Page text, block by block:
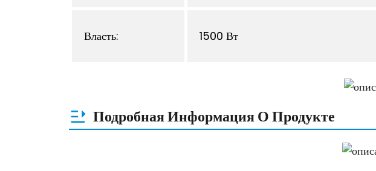
Власть: 1500 Вт
Подробная Информация О Продукте